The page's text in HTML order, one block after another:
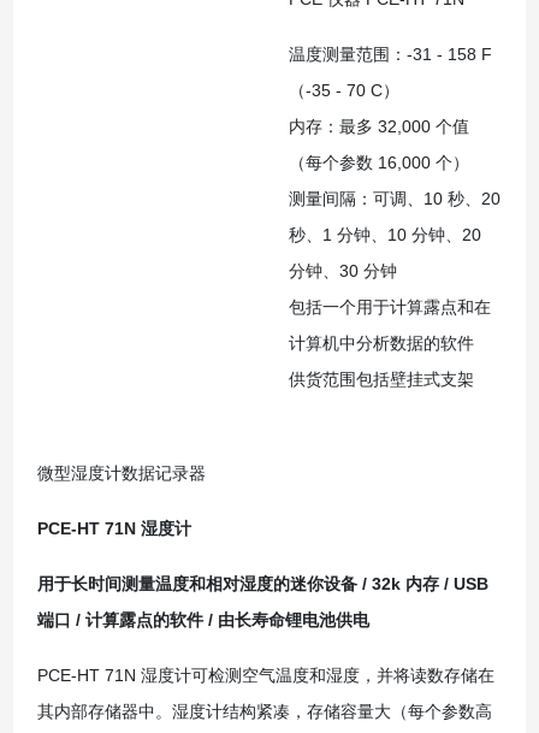
温度测量范围：-31 - 158 F
（-35 - 70 C）
内存：最多 32,000 个值
（每个参数 16,000 个）
测量间隔：可调、10 秒、20
秒、1 分钟、10 分钟、20
分钟、30 分钟
包括一个用于计算露点和在
计算机中分析数据的软件
供货范围包括壁挂式支架
微型湿度计数据记录器
PCE-HT 71N 湿度计
用于长时间测量温度和相对湿度的迷你设备 / 32k 内存 / USB
端口 / 计算露点的软件 / 由长寿命锂电池供电
PCE-HT 71N 湿度计可检测空气温度和湿度，并将读数存储在
其内部存储器中。湿度计结构紧凑，存储容量大（每个参数高